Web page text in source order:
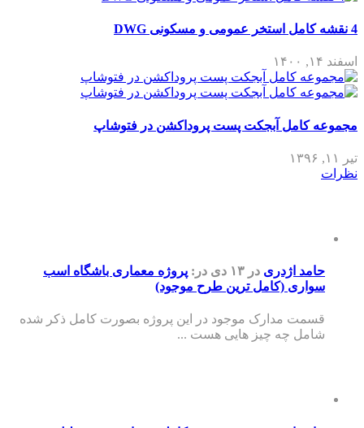
4 نقشه کامل استخر عمومی و مسکونی DWG
اسفند ۱۴, ۱۴۰۰
مجموعه کامل آبجکت پست پروداکشن در فتوشاپ
تیر ۱۱, ۱۳۹۶
نظرات
حامد اژدری در ۱۳ دی در: پروژه معماری باشگاه اسب
سواری (کامل ترین طرح موجود)
قسمت مدارک موجود در این پروژه بصورت کامل ذکر شده
شامل چه چیز هایی هست ...